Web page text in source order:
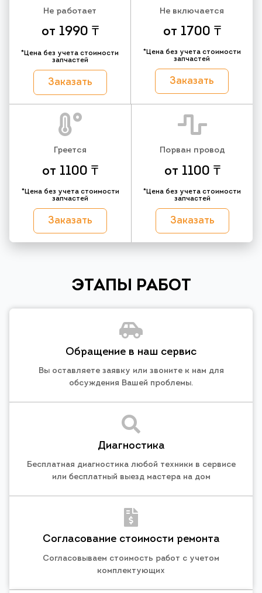
Не работает
от 1990 ₸
*Цена без учета стоимости
запчастей
Заказать
Не включается
от 1700 ₸
*Цена без учета стоимости
запчастей
Заказать
Греется
от 1100 ₸
*Цена без учета стоимости
запчастей
Заказать
Порван провод
от 1100 ₸
*Цена без учета стоимости
запчастей
Заказать
ЭТАПЫ РАБОТ
Обращение в наш сервис
Вы оставляете заявку или звоните к нам для
обсуждения Вашей проблемы.
Диагностика
Бесплатная диагностика любой техники в сервисе
или бесплатный выезд мастера на дом
Согласование стоимости ремонта
Согласовываем стоимость работ с учетом
комплектующих